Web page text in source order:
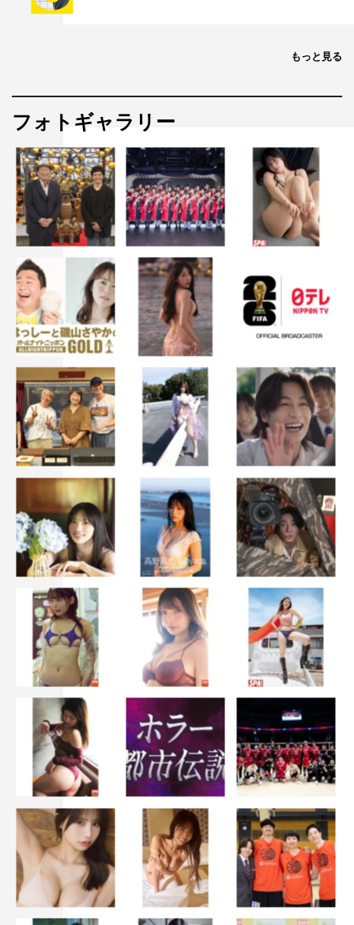
もっと見る
フォトギャラリー